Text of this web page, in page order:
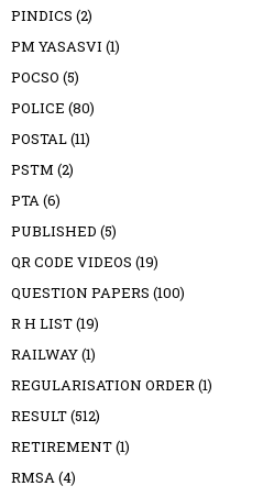
PINDICS (2)
PM YASASVI (1)
POCSO (5)
POLICE (80)
POSTAL(11)
PSTM (2)
PTA(6)
PUBLISHED (5)
QR CODE VIDEOS (19)
QUESTION PAPERS (100)
R H LIST(19)
RAILWAY(1)
REGULARISATION ORDER(1)
RESULT(512)
RETIREMENT(1)
RMSA(4)